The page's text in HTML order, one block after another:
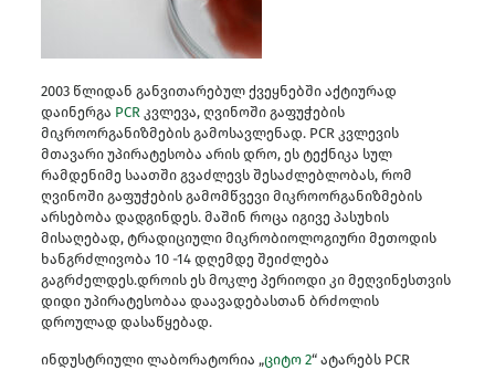
2003 წლიდან განვითარებულ ქვეყნებში აქტიურად
დაინერგა PCR კვლევა, ღვინოში გაფუჭების
მიკროორგანიზმების გამოსავლენად. PCR კვლევის
მთავარი უპირატესობა არის დრო, ეს ტექნიკა სულ
რამდენიმე საათში გვაძლევს შესაძლებლობას, რომ
ღვინოში გაფუჭების გამომწვევი მიკროორგანიზმების
არსებობა დადგინდეს. მაშინ როცა იგივე პასუხის
მისაღებად, ტრადიციული მიკრობიოლოგიური მეთოდის
ხანგრძლივობა 10 -14 დღემდე შეიძლება
გაგრძელდეს.დროის ეს მოკლე პერიოდი კი მეღვინესთვის
დიდი უპირატესობაა დაავადებასთან ბრძოლის
დროულად დასაწყებად.
ინდუსტრიული ლაბორატორია „ციტო 2“ ატარებს PCR